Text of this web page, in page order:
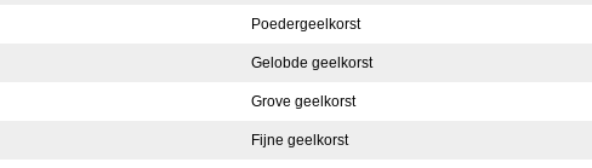
Poedergeelkorst
Gelobde geelkorst
Grove geelkorst
Fijne geelkorst